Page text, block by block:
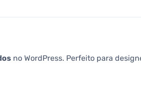
no WordPress. Perfeito para